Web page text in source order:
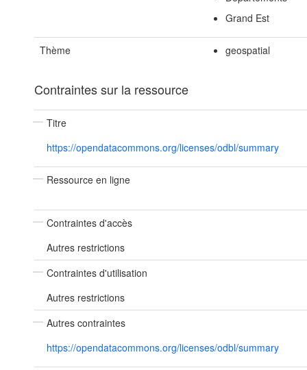
Grand Est
Thème geospatial
Contraintes sur la ressource
Titre
https://opendatacommons.org/licenses/odbl/summary
Ressource en ligne
Contraintes d'accès
Autres restrictions
Contraintes d'utilisation
Autres restrictions
Autres contraintes
https://opendatacommons.org/licenses/odbl/summary